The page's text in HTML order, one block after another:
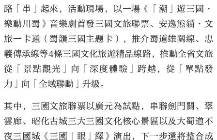
路「串」起來，活動現場，以一場《「潮」遊三國·
樂動川蜀》音樂劇首發三國文旅聯票、安逸熊貓·文
旅一卡通（蜀韻三國主題卡），推介蜀道雄關線、忠
義傳承線等4條三國文化旅遊精品線路，推動全省文旅
從「景點觀光」向「深度體驗」跨越，從「單點發
力」向「全域聯動」升級。
其中，三國文旅聯票以廣元為試點，串聯劍門關、翠
雲廊、昭化古城三大三國文化核心景區以及大蜀道不
夜三國城《三國「眼」繹》演出，下一步還將整合成